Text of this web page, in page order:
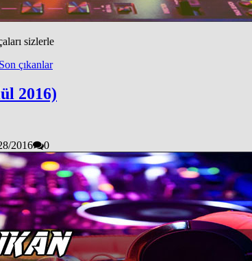
sizlerle
Son çıkanlar
2016)
2016 0